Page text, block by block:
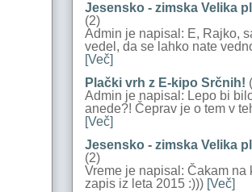
Jesensko - zimska Velika
(2)
Admin je napisal: E, Rajko,
vedel, da se lahko nate
[Več]
Plački vrh z E-kipo Srčnih!
Admin je napisal: Lepo bi
anede?! Čeprav je o tem v
[Več]
Jesensko - zimska Velika
(2)
Vreme je napisal: Čakam na
zapis iz leta 2015 :))) [Več]